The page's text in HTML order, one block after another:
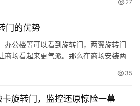
拉强度应达到每平方米毫米157牛顿，屈
色度来看，同一根铝合金型材色…
27
门的优势
公楼等可以看到旋转门，两翼旋转门
商场看起来更气派。那么在商场安装两
的优点，非常适合商场、办公楼装修。
对慢速安全感应器，当人或物品接触
35
旋转门，监控还原惊险一幕